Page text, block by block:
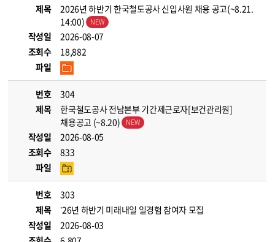
제목
2026년 하반기 한국철도공사 신입사원 채용 공고(~8.21.
14:00)
작성일
2026-08-07
조회수
18,882
파일
번호
304
제목
한국철도공사 전남본부 기간제근로자[보건관리원]
채용공고 (~8.20)
작성일
2026-08-05
조회수
833
파일
번호
303
제목
’26년 하반기 미래내일 일경험 참여자 모집
작성일
2026-08-03